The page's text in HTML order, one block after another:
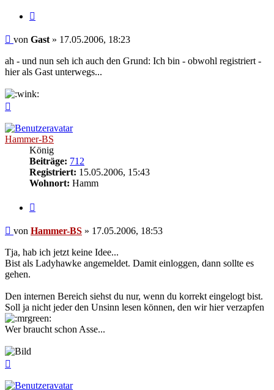
Beitrag
von Gast » 17.05.2006, 18:23
ah - und nun seh ich auch den Grund: Ich bin - obwohl registriert -
hier als Gast unterwegs...
Hammer-BS
König
Beiträge: 712
Registriert: 15.05.2006, 15:43
Wohnort: Hamm
Beitrag
von Hammer-BS » 17.05.2006, 18:53
Tja, hab ich jetzt keine Idee...
Bist als Ladyhawke angemeldet. Damit einloggen, dann sollte es
gehen.
Den internen Bereich siehst du nur, wenn du korrekt eingelogt bist.
Soll ja nicht jeder den Unsinn lesen können, den wir hier verzapfen
Wer braucht schon Asse...